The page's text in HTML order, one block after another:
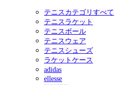
テニスカテゴリすべて
テニスラケット
テニスボール
テニスウェア
テニスシューズ
ラケットケース
adidas
ellesse